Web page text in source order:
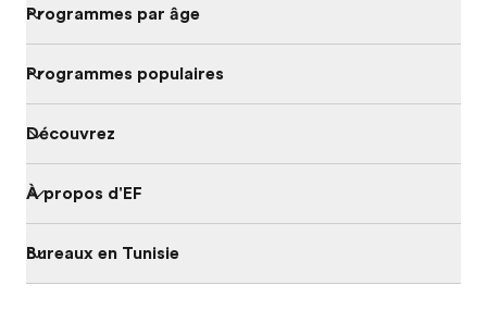
Programmes par âge
Programmes populaires
Découvrez
À propos d'EF
Bureaux en Tunisie